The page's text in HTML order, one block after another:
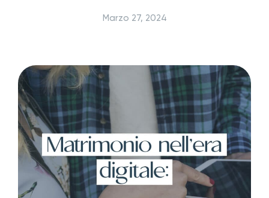
Marzo 27, 2024